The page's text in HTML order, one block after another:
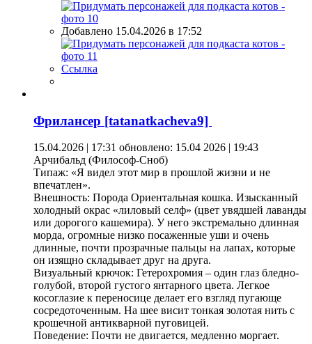
Добавлено 15.04.2026 в 17:52
Ссылка
Фрилансер [tatanatkacheva9]
15.04.2026 | 17:31 обновлено: 15.04 2026 | 19:43
Арчибальд (Философ-Сноб)
Типаж: «Я видел этот мир в прошлой жизни и не
впечатлен».
Внешность: Порода Ориентальная кошка. Изысканный
холодный окрас «лиловый селф» (цвет увядшей лаванды
или дорогого кашемира). У него экстремально длинная
морда, огромные низко посаженные уши и очень
длинные, почти прозрачные пальцы на лапах, которые
он изящно складывает друг на друга.
Визуальный крючок: Гетерохромия – один глаз бледно-
голубой, второй густого янтарного цвета. Легкое
косоглазие к переносице делает его взгляд пугающе
сосредоточенным. На шее висит тонкая золотая нить с
крошечной антикварной пуговицей.
Поведение: Почти не двигается, медленно моргает.